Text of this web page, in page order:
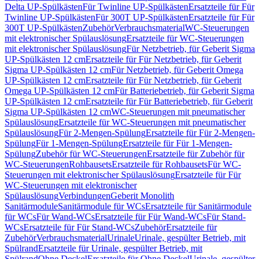
Delta UP-SpülkästenFür Twinline UP-SpülkästenErsatzteile für Für
Twinline UP-SpülkästenFür 300T UP-SpülkästenErsatzteile für Für
300T UP-SpülkästenZubehörVerbrauchsmaterialWC-Steuerungen
mit elektronischer SpülauslösungErsatzteile für WC-Steuerungen
mit elektronischer SpülauslösungFür Netzbetrieb, für Geberit Sigma
UP-Spülkästen 12 cmErsatzteile für Für Netzbetrieb, für Geberit
Sigma UP-Spülkästen 12 cmFür Netzbetrieb, für Geberit Omega
UP-Spülkästen 12 cmErsatzteile für Für Netzbetrieb, für Geberit
Omega UP-Spülkästen 12 cmFür Batteriebetrieb, für Geberit Sigma
UP-Spülkästen 12 cmErsatzteile für Für Batteriebetrieb, für Geberit
Sigma UP-Spülkästen 12 cmWC-Steuerungen mit pneumatischer
SpülauslösungErsatzteile für WC-Steuerungen mit pneumatischer
SpülauslösungFür 2-Mengen-SpülungErsatzteile für Für 2-Mengen-
SpülungFür 1-Mengen-SpülungErsatzteile für Für 1-Mengen-
SpülungZubehör für WC-SteuerungenErsatzteile für Zubehör für
WC-SteuerungenRohbausetsErsatzteile für RohbausetsFür WC-
Steuerungen mit elektronischer SpülauslösungErsatzteile für Für
WC-Steuerungen mit elektronischer
SpülauslösungVerbindungenGeberit Monolith
SanitärmoduleSanitärmodule für WCsErsatzteile für Sanitärmodule
für WCsFür Wand-WCsErsatzteile für Für Wand-WCsFür Stand-
WCsErsatzteile für Für Stand-WCsZubehörErsatzteile für
ZubehörVerbrauchsmaterialUrinaleUrinale, gespülter Betrieb, mit
SpülrandErsatzteile für Urinale, gespülter Betrieb, mit